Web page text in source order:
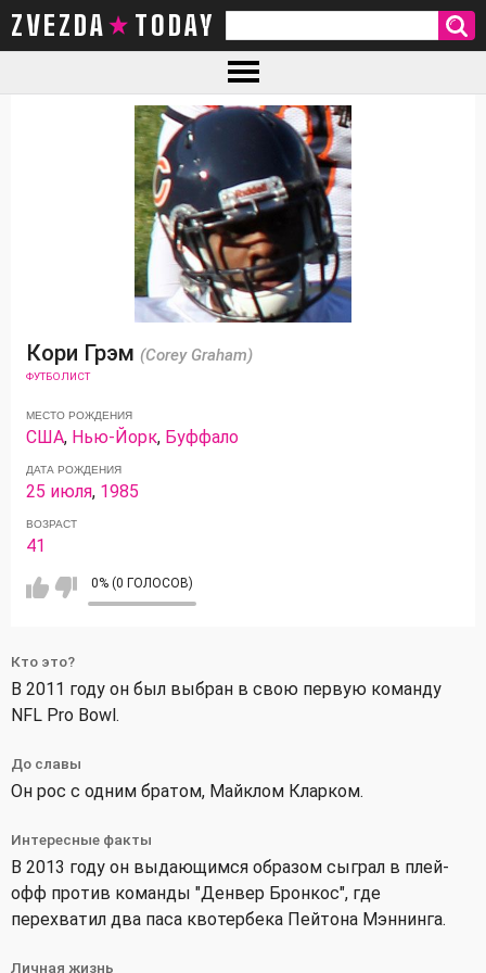
ZVEZDA TODAY
Кори Грэм (Corey Graham)
ФУТБОЛИСТ
МЕСТО РОЖДЕНИЯ
США, Нью-Йорк, Буффало
ДАТА РОЖДЕНИЯ
25 июля, 1985
ВОЗРАСТ
41
0% (0 ГОЛОСОВ)
Кто это?
В 2011 году он был выбран в свою первую команду
NFL Pro Bowl.
До славы
Он рос с одним братом, Майклом Кларком.
Интересные факты
В 2013 году он выдающимся образом сыграл в плей-
офф против команды "Денвер Бронкос", где
перехватил два паса квотербека Пейтона Мэннинга.
Личная жизнь